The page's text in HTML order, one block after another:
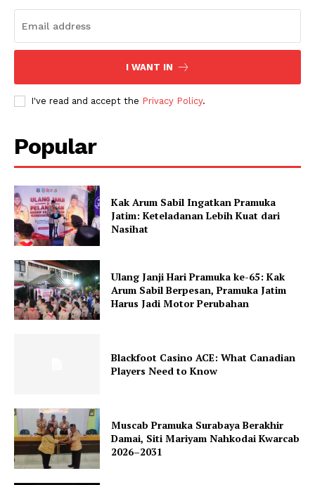
I WANT IN
I've read and accept the Privacy Policy.
Popular
Kak Arum Sabil Ingatkan Pramuka
Jatim: Keteladanan Lebih Kuat dari
Nasihat
Ulang Janji Hari Pramuka ke-65: Kak
Arum Sabil Berpesan, Pramuka Jatim
Harus Jadi Motor Perubahan
Blackfoot Casino ACE: What Canadian
Players Need to Know
Muscab Pramuka Surabaya Berakhir
Damai, Siti Mariyam Nahkodai Kwarcab
2026–2031